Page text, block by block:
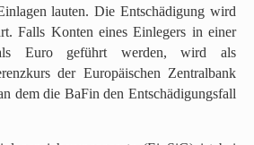
lauten. Die Entschädigung wird
Falls Konten eines Einlegers in einer
Euro geführt werden, wird als
der Europäischen Zentralbank
dem die BaFin den Entschädigungsfall